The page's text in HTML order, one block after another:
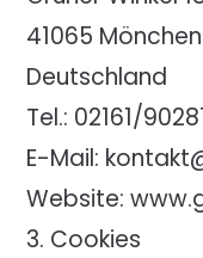
41065
Deutschland
Tel.: 02161/
E-Mail:
Website:
3. Cookies